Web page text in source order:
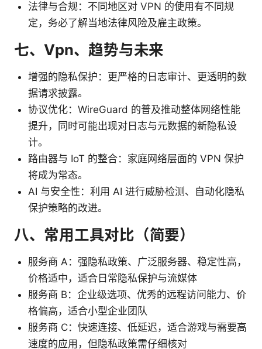
法律与合规：不同地区对 VPN 的使用有不同规
定，务必了解当地法律风险及雇主政策。
七、Vpn、趋势与未来
增强的隐私保护：更严格的日志审计、更透明的数
据请求披露。
协议优化：WireGuard 的普及推动整体网络性能
提升，同时可能出现对日志与元数据的新隐私设
计。
路由器与 IoT 的整合：家庭网络层面的 VPN 保护
将成为常态。
AI 与安全性：利用 AI 进行威胁检测、自动化隐私
保护策略的改进。
八、常用工具对比（简要）
服务商 A：强隐私政策、广泛服务器、稳定性高，
价格适中，适合日常隐私保护与流媒体
服务商 B：企业级选项、优秀的远程访问能力、价
格偏高，适合小型企业团队
服务商 C：快速连接、低延迟，适合游戏与需要高
速度的应用，但隐私政策需仔细核对